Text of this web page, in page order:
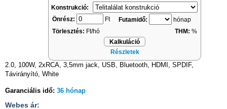
Konstrukció:
Önrész:
Ft Futamidő:
hónap
Törlesztés: Ft/hó THM: %
Kalkuláció
Részletek
2.0, 100W, 2xRCA, 3,5mm jack, USB, Bluetooth, HDMI, SPDIF,
Távirányító, White
Garanciális idő: 36 hónap
Webes ár: